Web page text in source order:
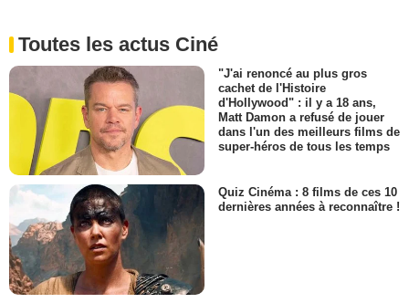
Toutes les actus Ciné
"J'ai renoncé au plus gros
cachet de l'Histoire
d'Hollywood" : il y a 18 ans,
Matt Damon a refusé de jouer
dans l'un des meilleurs films de
super-héros de tous les temps
Quiz Cinéma : 8 films de ces 10
dernières années à reconnaître !